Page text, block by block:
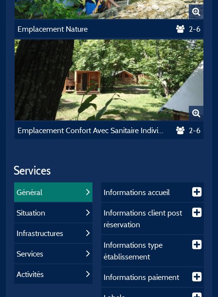
Emplacement Nature 2-6
Emplacement Confort Avec Sanitaire Individuel + Électricité 2-6
Services
Général
Situation
Infrastructures
Services
Activités
Informations accueil
Informations client post
réservation
Informations type
établissement
Informations paiement